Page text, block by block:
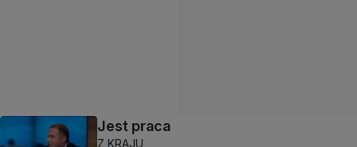
Jest praca
Z KRAJU